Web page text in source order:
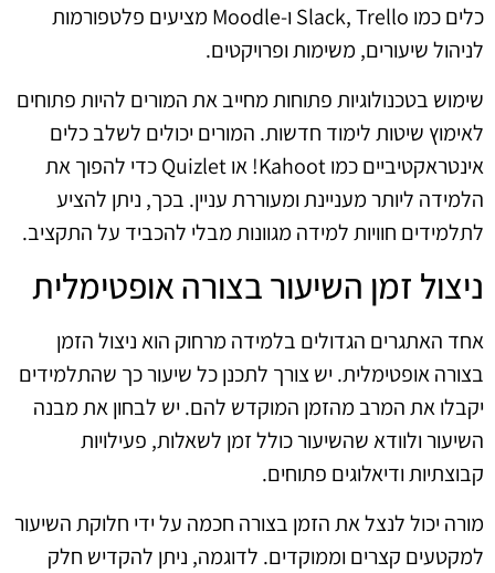
כלים כמו Slack, Trello ו-Moodle מציעים פלטפורמות
לניהול שיעורים, משימות ופרויקטים.
שימוש בטכנולוגיות פתוחות מחייב את המורים להיות פתוחים
לאימוץ שיטות לימוד חדשות. המורים יכולים לשלב כלים
אינטראקטיביים כמו Kahoot! או Quizlet כדי להפוך את
הלמידה ליותר מעניינת ומעוררת עניין. בכך, ניתן להציע
לתלמידים חוויות למידה מגוונות מבלי להכביד על התקציב.
ניצול זמן השיעור בצורה אופטימלית
אחד האתגרים הגדולים בלמידה מרחוק הוא ניצול הזמן
בצורה אופטימלית. יש צורך לתכנן כל שיעור כך שהתלמידים
יקבלו את המרב מהזמן המוקדש להם. יש לבחון את מבנה
השיעור ולוודא שהשיעור כולל זמן לשאלות, פעילויות
קבוצתיות ודיאלוגים פתוחים.
מורה יכול לנצל את הזמן בצורה חכמה על ידי חלוקת השיעור
למקטעים קצרים וממוקדים. לדוגמה, ניתן להקדיש חלק